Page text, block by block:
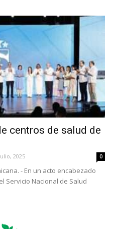
centros de salud de
2025 0
- En un acto encabezado
Servicio Nacional de Salud